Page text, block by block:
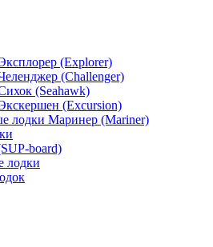
(Explorer)
(Challenger)
(Seahawk)
(Excursion)
лодки Маринер (Mariner)
board)
лодки